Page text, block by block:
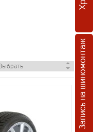
Запись на шиномонтаж